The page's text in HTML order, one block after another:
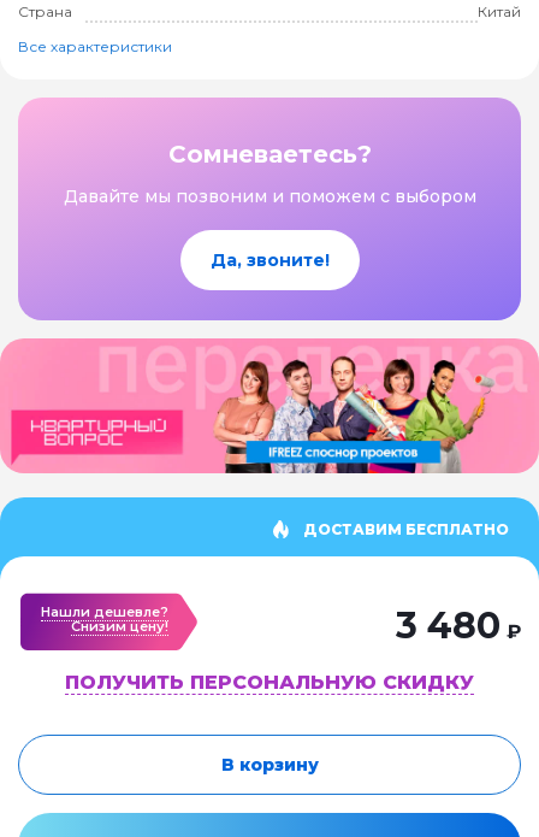
Страна
Китай
Все характеристики
Сомневаетесь?
Давайте мы позвоним и поможем с выбором
Да, звоните!
ДОСТАВИМ БЕСПЛАТНО
Нашли дешевле?
Cнизим цену!
3 480 ₽
ПОЛУЧИТЬ ПЕРСОНАЛЬНУЮ СКИДКУ
В корзину